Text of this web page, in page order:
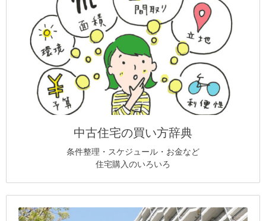
中古住宅の買い方辞典
条件整理・スケジュール・お金など
住宅購入のいろいろ